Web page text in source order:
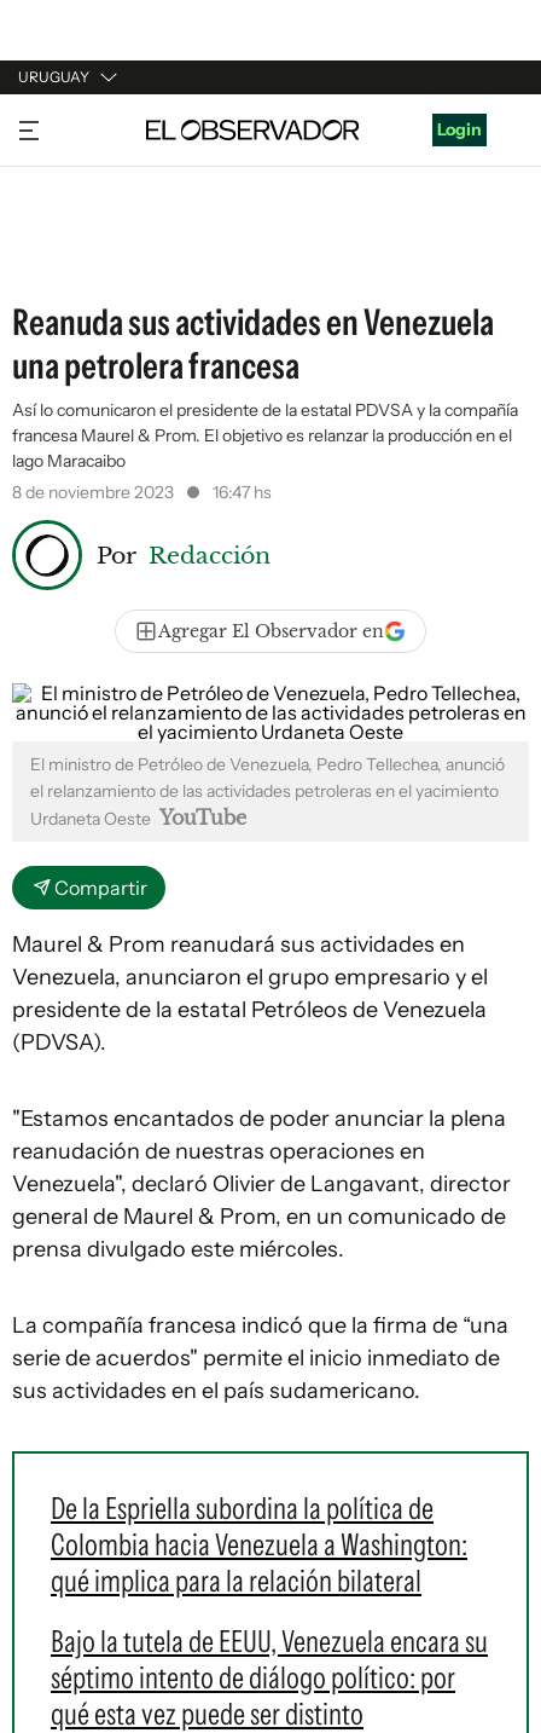
URUGUAY
URUGUAY
ARGENTINA
Login
Reanuda sus actividades en Venezuela
una petrolera francesa
Así lo comunicaron el presidente de la estatal PDVSA y la compañía
francesa Maurel & Prom. El objetivo es relanzar la producción en el
lago Maracaibo
8 de noviembre 2023
16:47 hs
Por Redacción
Agregar El Observador en
El ministro de Petróleo de Venezuela, Pedro Tellechea, anunció
el relanzamiento de las actividades petroleras en el yacimiento
Urdaneta Oeste YouTube
Compartir
Maurel & Prom reanudará sus actividades en
Venezuela, anunciaron el grupo empresario y el
presidente de la estatal Petróleos de Venezuela
(PDVSA).
"Estamos encantados de poder anunciar la plena
reanudación de nuestras operaciones en
Venezuela", declaró Olivier de Langavant, director
general de Maurel & Prom, en un comunicado de
prensa divulgado este miércoles.
La compañía francesa indicó que la firma de “una
serie de acuerdos" permite el inicio inmediato de
sus actividades en el país sudamericano.
De la Espriella subordina la política de
Colombia hacia Venezuela a Washington:
qué implica para la relación bilateral
Bajo la tutela de EEUU, Venezuela encara su
séptimo intento de diálogo político: por
qué esta vez puede ser distinto